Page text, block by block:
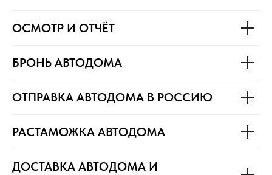
ОСМОТР И ОТЧЁТ
БРОНЬ АВТОДОМА
ОТПРАВКА АВТОДОМА В РОССИЮ
РАСТАМОЖКА АВТОДОМА
ДОСТАВКА АВТОДОМА И